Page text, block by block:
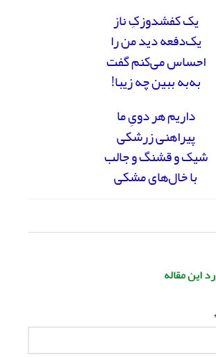
یک کفشدوزکِ ناز
یک‌دفعه دید من را
احساس می‌کنم گفت
به‌به ببین چه زیبا!
داریم هر دویِ ما
پیراهنی زرشکی
شیک و قشنگ و جالب
با خال‌های مشکی
این مقاله